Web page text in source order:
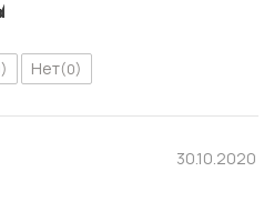
Нет(0)
30.10.2020